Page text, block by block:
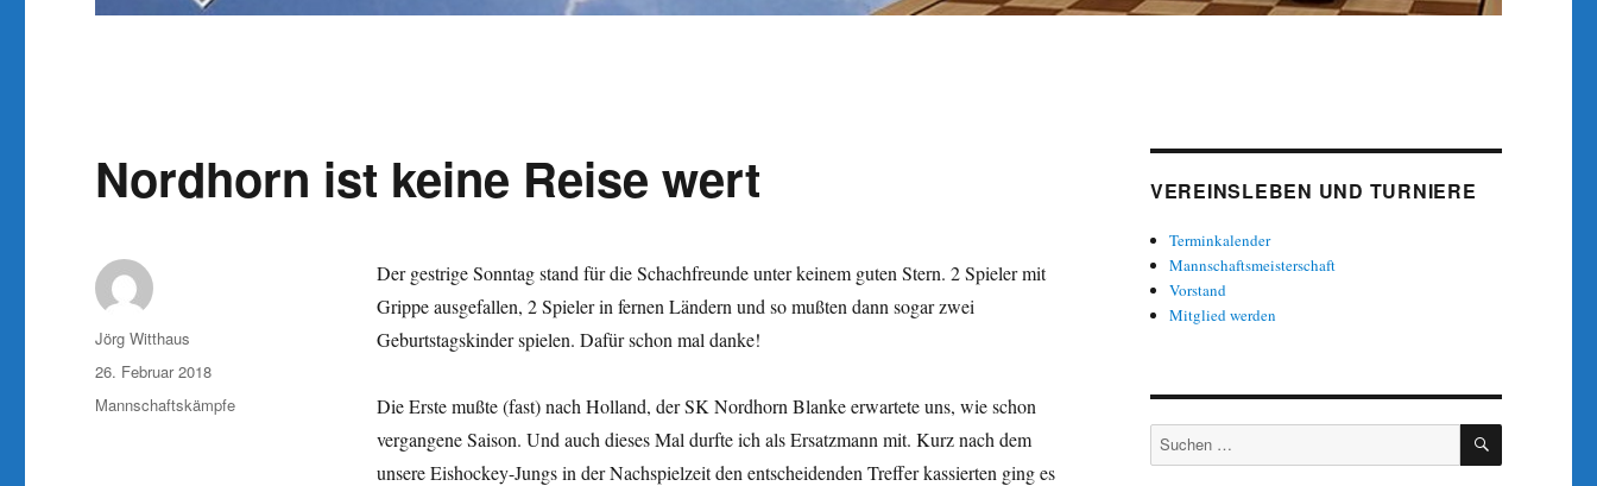
Nordhorn ist keine Reise wert
Der gestrige Sonntag stand für die Schachfreunde unter keinem guten Stern. 2 Spieler mit
Grippe ausgefallen, 2 Spieler in fernen Ländern und so mußten dann sogar zwei
Geburtstagskinder spielen. Dafür schon mal danke!
Die Erste mußte (fast) nach Holland, der SK Nordhorn Blanke erwartete uns, wie schon
vergangene Saison. Und auch dieses Mal durfte ich als Ersatzmann mit. Kurz nach dem
unsere Eishockey-Jungs in der Nachspielzeit den entscheidenden Treffer kassierten ging es
Autor
Jörg Witthaus
Veröffentlicht
am
26. Februar 2018
Kategorien
Mannschaftskämpfe
VEREINSLEBEN UND TURNIERE
Terminkalender
Mannschaftsmeisterschaft
Vorstand
Mitglied werden
Suche
nach:
SUCHEN